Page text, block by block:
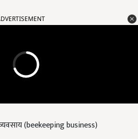
(beekeeping business)